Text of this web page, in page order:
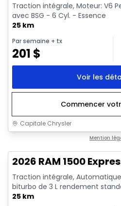
Traction intégrale, Moteur: V6
avec BSG - 6 Cyl. - Essence
25 km
Par semaine + tx
201 $
Voir les
Commencer
Capitale Chrysler
Mention
2026 RAM 1500
Traction intégrale,
biturbo de 3 L rendement
25 km